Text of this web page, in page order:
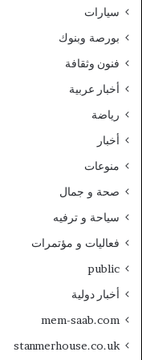
سيارات
بورصة وبنوك
فنون وثقافة
أخبار عربية
رياضة
أخبار
منوعات
صحة و جمال
سياحة و ترفيه
فعاليات و مؤتمرات
public
أخبار دولية
mem-saab.com
stanmerhouse.co.uk